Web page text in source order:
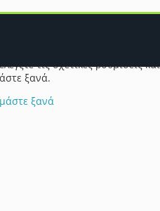
περιήγησής σας να έχουν
τις σχετικές ρυθμίσεις και
ξανά.
ξανά